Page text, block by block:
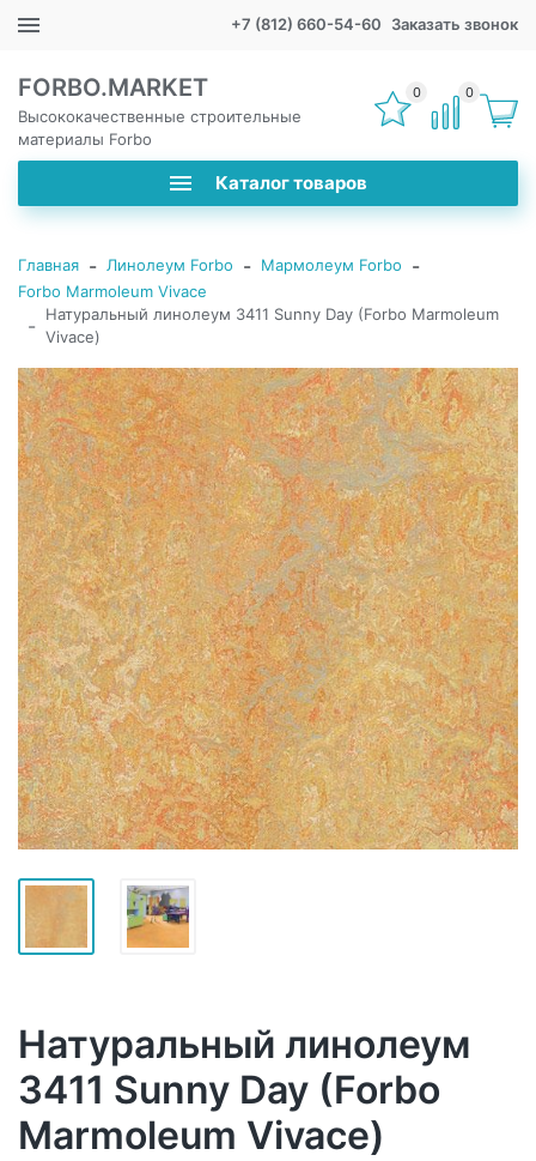
+7 (812) 660-54-60 Заказать звонок
FORBO.MARKET
Высококачественные строительные
материалы Forbo
Каталог товаров
0 0
Главная - Линолеум Forbo - Мармолеум Forbo -
Forbo Marmoleum Vivace
-
Натуральный линолеум 3411 Sunny Day (Forbo Marmoleum
Vivace)
Натуральный линолеум
3411 Sunny Day (Forbo
Marmoleum Vivace)